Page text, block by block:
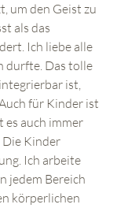
um den Geist zu
als das
durfte. Das tolle
ist,
für Kinder ist
es auch immer
Die Kinder
Ich arbeite
jedem Bereich
körperlichen